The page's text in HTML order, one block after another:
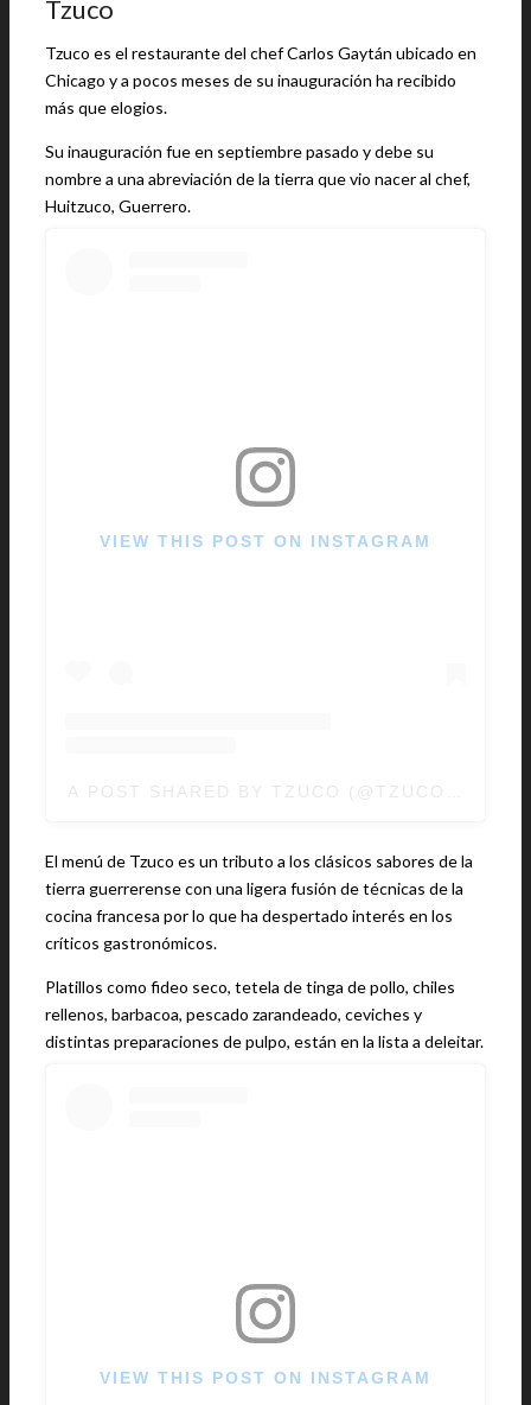
Tzuco
Tzuco es el restaurante del chef Carlos Gaytán ubicado en
Chicago y a pocos meses de su inauguración ha recibido
más que elogios.
Su inauguración fue en septiembre pasado y debe su
nombre a una abreviación de la tierra que vio nacer al chef,
Huitzuco, Guerrero.
VIEW THIS POST ON INSTAGRAM
El menú de Tzuco es un tributo a los clásicos sabores de la
tierra guerrerense con una ligera fusión de técnicas de la
cocina francesa por lo que ha despertado interés en los
críticos gastronómicos.
Platillos como fideo seco, tetela de tinga de pollo, chiles
rellenos, barbacoa, pescado zarandeado, ceviches y
distintas preparaciones de pulpo, están en la lista a deleitar.
VIEW THIS POST ON INSTAGRAM